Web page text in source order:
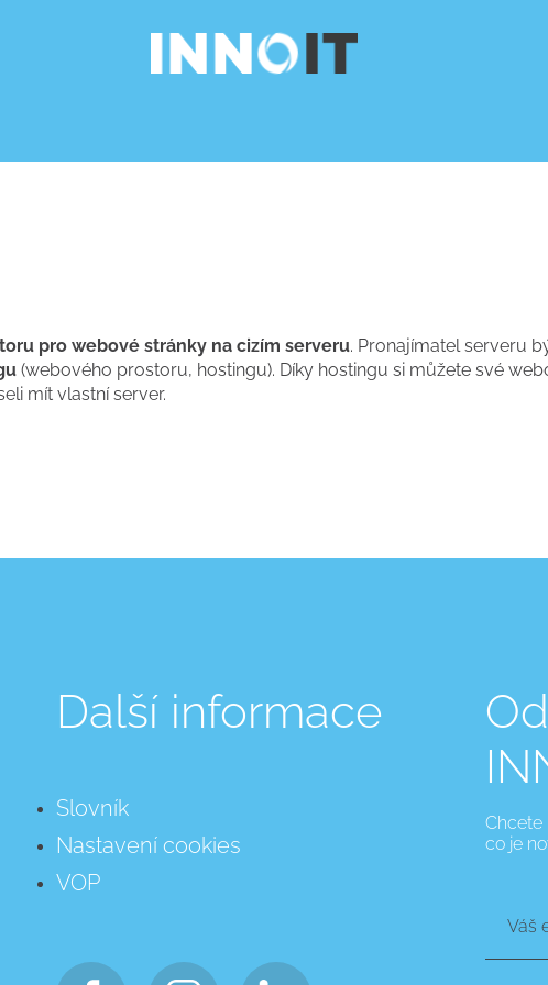
pro webové stránky na cizím serveru. Pronajímatel serveru
(webového prostoru, hostingu). Díky hostingu si můžete své
mít vlastní server.
Další informace
Slovník
Nastavení cookies
VOP
Chcete
co je
Váš